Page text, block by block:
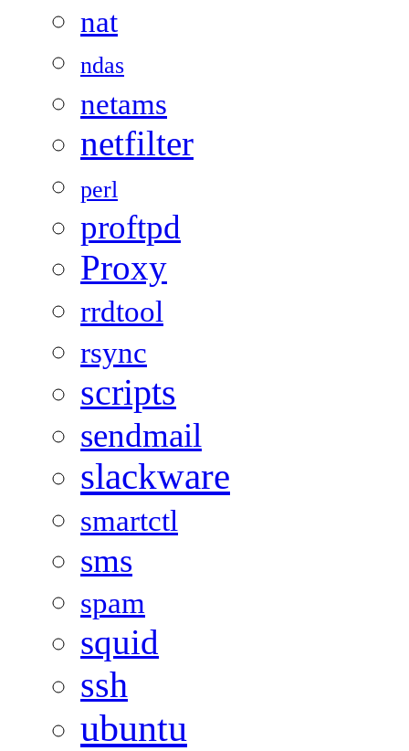
nat
ndas
netams
netfilter
perl
proftpd
Proxy
rrdtool
rsync
scripts
sendmail
slackware
smartctl
sms
spam
squid
ssh
ubuntu